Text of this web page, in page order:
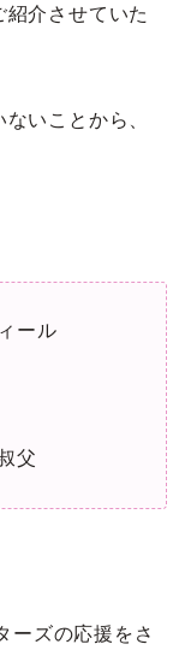
介させていた
いことから、
ール
父
ーズの応援をさ